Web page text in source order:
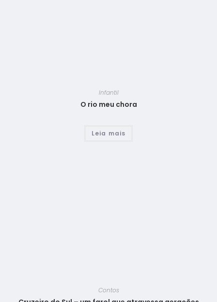
Infantil
O rio meu chora
Leia mais
Contos